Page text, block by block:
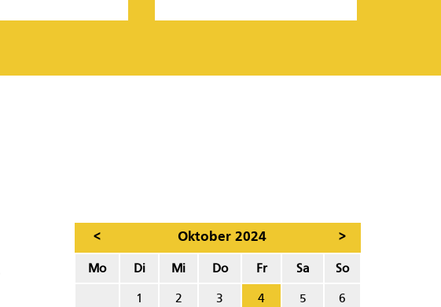
< Oktober 2024 >
Mo Di Mi Do Fr Sa So
1 2 3 4 5 6